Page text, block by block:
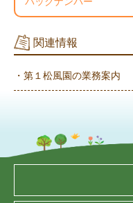
関連情報
・第１松風園の業務案内